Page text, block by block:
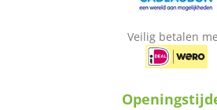
Veilig betalen